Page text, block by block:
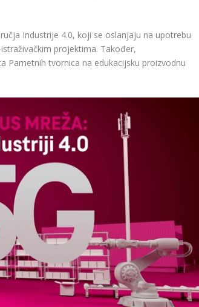
Industrije 4.0, koji se oslanjaju na upotrebu
projektima. Također,
Pametnih tvornica na edukacijsku proizvodnu